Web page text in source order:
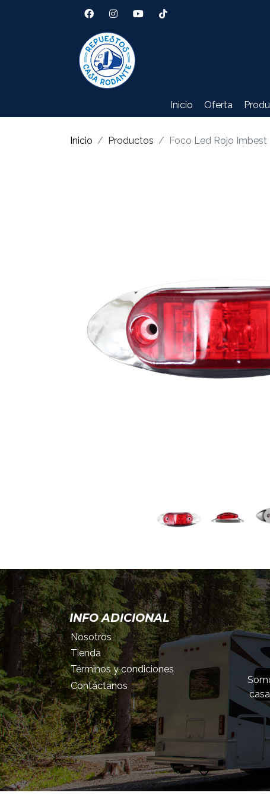
Inicio Oferta
Inicio Productos Foco Led Rojo Imbest
INFO ADICIONAL
Nosotros
Tienda
Términos y condiciones
Contáctanos